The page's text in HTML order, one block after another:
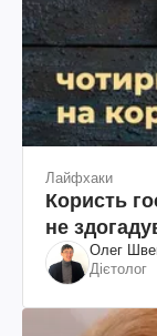
Лайфхаки
Користь
не
Олег
Дієтолог